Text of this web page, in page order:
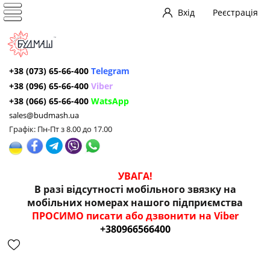
Вхід Реєстрація
+38 (073) 65-66-400 Telegram
+38 (096) 65-66-400 Viber
+38 (066) 65-66-400 WatsApp
sales@budmash.ua
Графік: Пн-Пт з 8.00 до 17.00
УВАГА!
В разі відсутності мобільного звязку на
мобільних номерах нашого підприємства
ПРОСИМО писати або дзвонити на Viber
+380966566400